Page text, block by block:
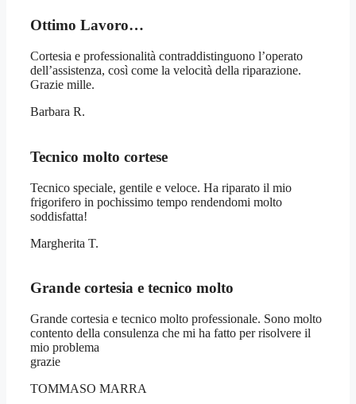
Ottimo Lavoro…
Cortesia e professionalità contraddistinguono l’operato
dell’assistenza, così come la velocità della riparazione.
Grazie mille.
Barbara R.
Tecnico molto cortese
Tecnico speciale, gentile e veloce. Ha riparato il mio
frigorifero in pochissimo tempo rendendomi molto
soddisfatta!
Margherita T.
Grande cortesia e tecnico molto
Grande cortesia e tecnico molto professionale. Sono molto
contento della consulenza che mi ha fatto per risolvere il
mio problema
grazie
TOMMASO MARRA